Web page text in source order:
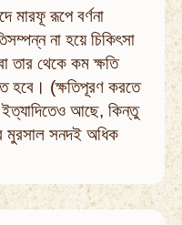
মারফূ রূপে বর্ণনা
না হয়ে চিকিৎসা
তার থেকে কম ক্ষতি
হবে। (ক্ষতিপূরণ করতে
ইত্যাদিতেও আছে, কিন্তু
সনদই অধিক